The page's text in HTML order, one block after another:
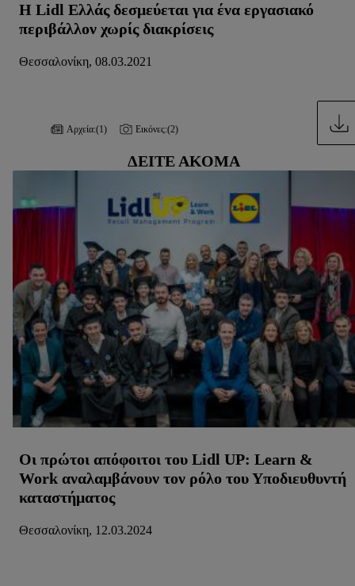
Η Lidl Ελλάς δεσμεύεται για ένα εργασιακό
περιβάλλον χωρίς διακρίσεις
Θεσσαλονίκη, 08.03.2021
Αρχεία:(1) Εικόνες:(2)
ΔΕΊΤΕ ΑΚΌΜΑ
Οι πρώτοι απόφοιτοι του Lidl UP: Learn &
Work αναλαμβάνουν τον ρόλο του Υποδιευθυντή
καταστήματος
Θεσσαλονίκη, 12.03.2024
μας. Μπορείτε να βρείτε τα νομικά στοιχεία της εταιρείας μας
εδώ.